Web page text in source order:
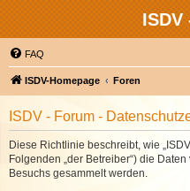
ISDV
FAQ
ISDV-Homepage Foren
ISDV - Forum -
Diese Richtlinie beschreibt, wie
Folgenden „der Betreiber“) die
Besuchs gesammelt werden.